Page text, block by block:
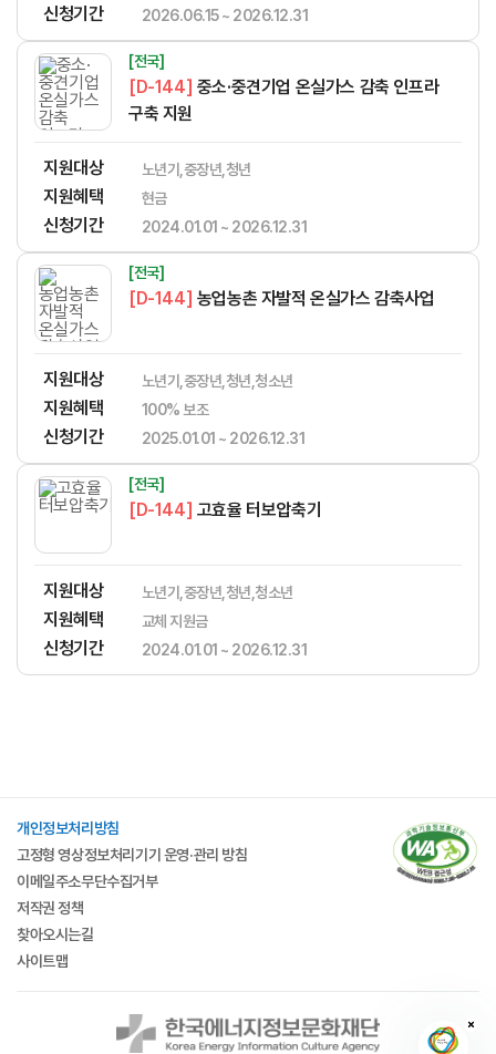
신청기간 2026.06.15 ~ 2026.12.31
[전국]
[D-144]
구축 지원
지원대상 노년기,중장년,청년
지원혜택 현금
신청기간 2024.01.01 ~ 2026.12.31
[전국]
[D-144] 농업농촌 자발적 온실가스 감축사업
지원대상 노년기,중장년,청년,청소년
지원혜택 ​​​​​‌​​​‌​​‌​​​​‌​​‌‌‌​​​​‌‌‌‌‌​‌​​​​‌‌100% 보조
신청기간 2025.01.01 ~ 2026.12.31
[전국]
[D-144] 고효율 터보압축기
지원대상 노년기,중장년,청년,청소년
지원혜택 ​​​​​‌​​​‌​​‌​​​​‌​​‌‌‌​​​​‌‌‌‌‌​‌​​​​‌‌교체 지원금
신청기간 2024.01.01 ~ 2026.12.31
개인정보처리방침
고정형 영상정보처리기기 운영·관리 방침
이메일주소무단수집거부
저작권 정책
찾아오시는길
사이트맵